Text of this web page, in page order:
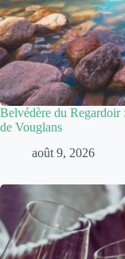
Belvédère du Regardoir
de Vouglans
août 9, 2026